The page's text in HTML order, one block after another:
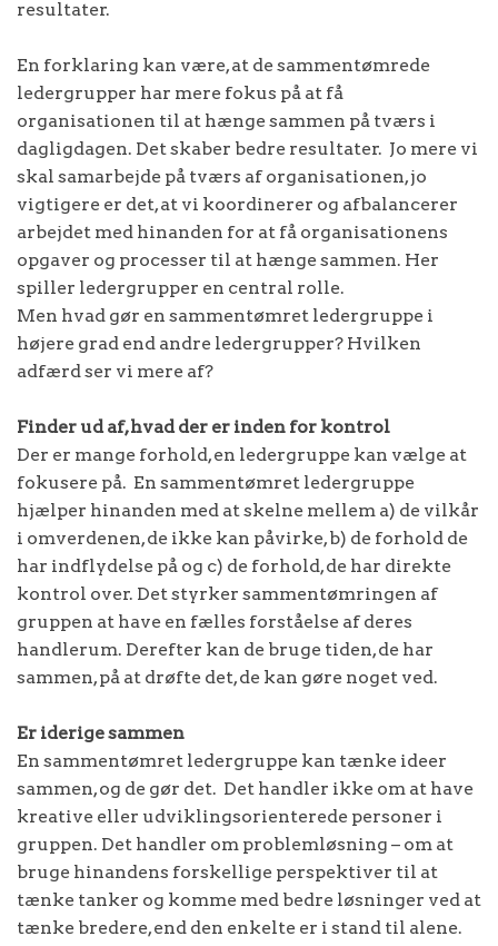
resultater.
En forklaring kan være, at de sammentømrede
ledergrupper har mere fokus på at få
organisationen til at hænge sammen på tværs i
dagligdagen. Det skaber bedre resultater. Jo mere vi
skal samarbejde på tværs af organisationen, jo
vigtigere er det, at vi koordinerer og afbalancerer
arbejdet med hinanden for at få organisationens
opgaver og processer til at hænge sammen. Her
spiller ledergrupper en central rolle.
Men hvad gør en sammentømret ledergruppe i
højere grad end andre ledergrupper? Hvilken
adfærd ser vi mere af?
Finder ud af, hvad der er inden for kontrol
Der er mange forhold, en ledergruppe kan vælge at
fokusere på. En sammentømret ledergruppe
hjælper hinanden med at skelne mellem a) de vilkår
i omverdenen, de ikke kan påvirke, b) de forhold de
har indflydelse på og c) de forhold, de har direkte
kontrol over. Det styrker sammentømringen af
gruppen at have en fælles forståelse af deres
handlerum. Derefter kan de bruge tiden, de har
sammen, på at drøfte det, de kan gøre noget ved.
Er iderige sammen
En sammentømret ledergruppe kan tænke ideer
sammen, og de gør det. Det handler ikke om at have
kreative eller udviklingsorienterede personer i
gruppen. Det handler om problemløsning – om at
bruge hinandens forskellige perspektiver til at
tænke tanker og komme med bedre løsninger ved at
tænke bredere, end den enkelte er i stand til alene.